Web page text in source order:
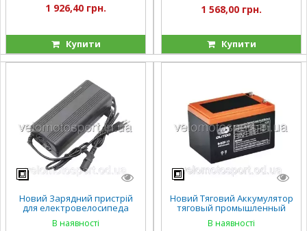
1 926,40 грн.
Купити
1 568,00 грн.
Купити
Новий Зарядний пристрій
для електровелосипеда
електроскутера фада
кроссер 60V 15А 12A/год
В наявності
Новий Тяговий Аккумулятор
тяговый промышленный
OUTDO 12V 12Ah 6-DZF-13 (6-
DZM-13)
В наявності